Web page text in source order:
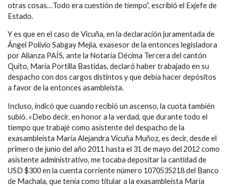
otras cosas…Todo era cuestión de tiempo”, escribió el Exjefe de
Estado.
Y es que en el caso de Vicuña, en la declaración juramentada de
Ángel Polivio Sabgay Mejía, exasesor de la entonces legisladora
por Alianza PAÍS, ante la Notaría Décima Tercera del cantón
Quito, María Portilla Bastidas, declaró haber trabajado en su
despacho con dos cargos distintos y que debía hacer depósitos
a favor de la entonces asambleísta.
Incluso, indicó que cuando recibió un ascenso, la cuota también
subió. «Debo decir, en honor a la verdad, que durante todo el
tiempo que trabajé como asistente del despacho de la
exasambleísta María Alejandra Vicuña Muñoz, es decir, desde el
primero de junio del año 2011 hasta el 31 de mayo del 2012 como
asistente administrativo, me tocaba depositar la cantidad de
USD $300 en la cuenta corriente número 1070535218 del Banco
de Machala, que tenía como titular a la exasambleísta María